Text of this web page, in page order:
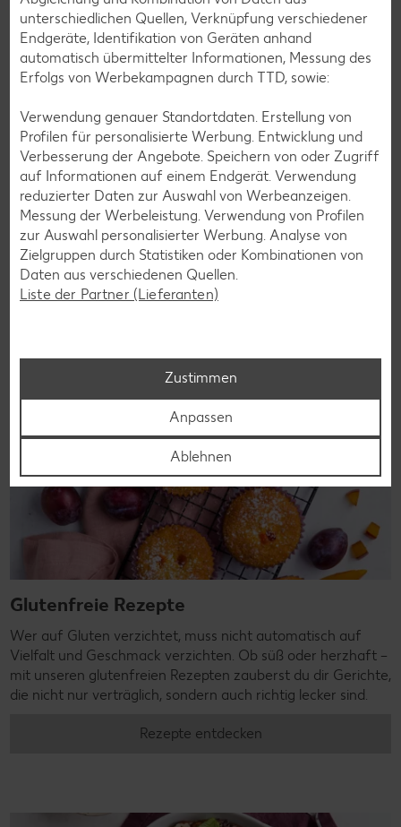
Smoothie-Rezepte
Bowle-Rezepte
Cocktail-Rezepte
Erdbeer-Rezepte
Blaubeer-Rezepte
Bananen-Rezepte
Zurück zu allen Rezepten
Glutenfreie Rezepte
Wer auf Gluten verzichtet, muss nicht automatisch auf
Vielfalt und Geschmack verzichten. Ob süß oder herzhaft –
mit unseren glutenfreien Rezepten zauberst du dir Gerichte,
die nicht nur verträglich, sondern auch richtig lecker sind.
Rezepte entdecken
unterschiedlichen Quellen, Verknüpfung verschiedener
Endgeräte, Identifikation von Geräten anhand
automatisch übermittelter Informationen, Messung des
Erfolgs von Werbekampagnen durch TTD, sowie:
Verwendung genauer Standortdaten. Erstellung von
Profilen für personalisierte Werbung. Entwicklung und
Verbesserung der Angebote. Speichern von oder Zugriff
auf Informationen auf einem Endgerät. Verwendung
reduzierter Daten zur Auswahl von Werbeanzeigen.
Messung der Werbeleistung. Verwendung von Profilen
zur Auswahl personalisierter Werbung. Analyse von
Zielgruppen durch Statistiken oder Kombinationen von
Daten aus verschiedenen Quellen.
Liste der Partner (Lieferanten)
Zustimmen
Anpassen
Ablehnen